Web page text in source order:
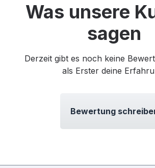
Was unsere
sagen
Derzeit gibt es noch keine
als Erster deine
Bewertung